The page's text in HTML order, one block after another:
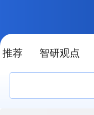
推荐 智研观点